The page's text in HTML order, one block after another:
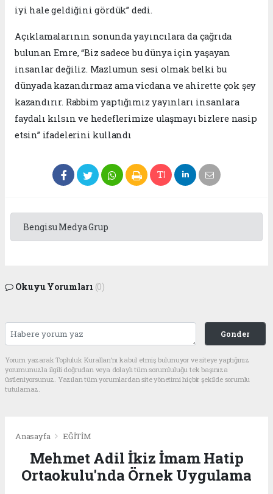
iyi hale geldiğini gördük” dedi.
Açıklamalarının sonunda yayıncılara da çağrıda
bulunan Emre, “Biz sadece bu dünya için yaşayan
insanlar değiliz. Mazlumun sesi olmak belki bu
dünyada kazandırmaz ama vicdana ve ahirette çok şey
kazandırır. Rabbim yaptığımız yayınları insanlara
faydalı kılsın ve hedeflerimize ulaşmayı bizlere nasip
etsin” ifadelerini kullandı
Bengisu Medya Grup
Okuyu Yorumları (0)
Gonder
Yorum yazarak Topluluk Kuralları’nı kabul etmiş bulunuyor ve siteye yaptığınız
yorumunuzla ilgili doğrudan veya dolaylı tüm sorumluluğu tek başınıza
üstleniyorsunuz. Yazılan tüm yorumlardan site yönetimi hiçbir şekilde sorumlu
tutulamaz.
Anasayfa EĞİTİM
Mehmet Adil İkiz İmam Hatip
Ortaokulu'nda Örnek Uygulama